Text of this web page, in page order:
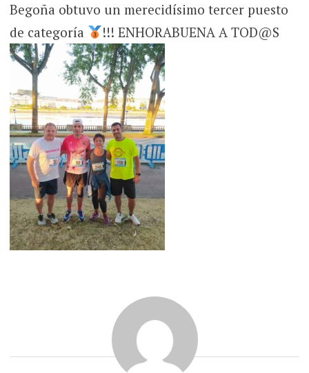
Begoña obtuvo un merecidísimo tercer puesto
de categoría
!!! ENHORABUENA A TOD@S